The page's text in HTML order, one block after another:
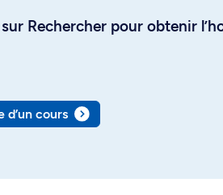
Rechercher pour obtenir
d’un cours